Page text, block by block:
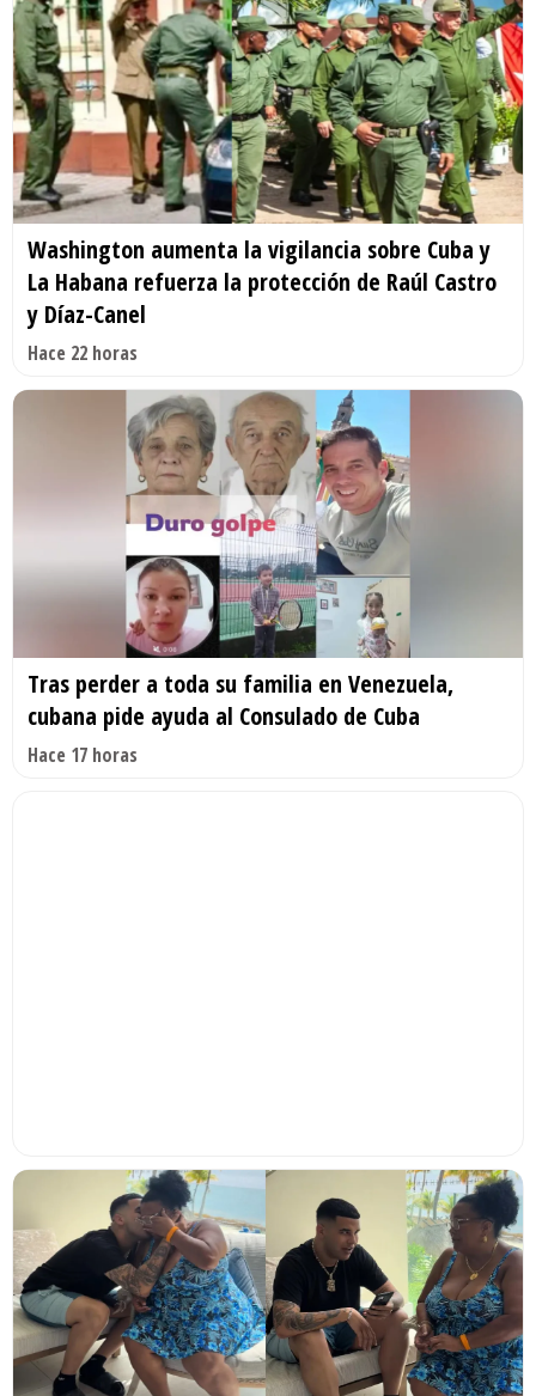
Washington aumenta la vigilancia sobre Cuba y
La Habana refuerza la protección de Raúl Castro
y Díaz-Canel
Hace 22 horas
Tras perder a toda su familia en Venezuela,
cubana pide ayuda al Consulado de Cuba
Hace 17 horas